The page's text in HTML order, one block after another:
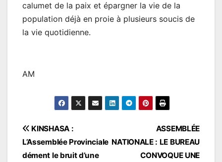
calumet de la paix et épargner la vie de la
population déjà en proie à plusieurs soucis de
la vie quotidienne.
AM
Navigation
de
ASSEMBLÉE
NATIONALE : LE BUREAU
CONVOQUE UNE
KINSHASA :
L’Assemblée Provinciale
dément le bruit d’une